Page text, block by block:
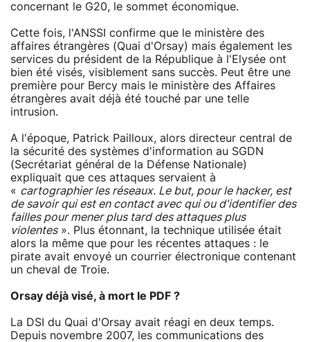
concernant le G20, le sommet économique.
Cette fois, l'ANSSI confirme que le ministère des
affaires étrangères (Quai d'Orsay) mais également les
services du président de la République à l'Elysée ont
bien été visés, visiblement sans succès. Peut être une
première pour Bercy mais le ministère des Affaires
étrangères avait déjà été touché par une telle
intrusion.
A l'époque, Patrick Pailloux, alors directeur central de
la sécurité des systèmes d'information au SGDN
(Secrétariat général de la Défense Nationale)
expliquait que ces attaques servaient à
« cartographier les réseaux. Le but, pour le hacker, est
de savoir qui est en contact avec qui ou d'identifier des
failles pour mener plus tard des attaques plus
violentes». Plus étonnant, la technique utilisée était
alors la même que pour les récentes attaques : le
pirate avait envoyé un courrier électronique contenant
un cheval de Troie.
Orsay déjà visé, à mort le PDF ?
La DSI du Quai d'Orsay avait réagi en deux temps.
Depuis novembre 2007, les communications des